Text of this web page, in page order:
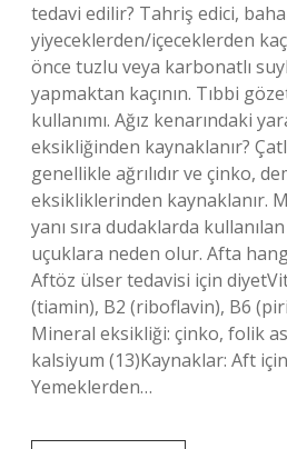
tedavi edilir? Tahriş edici,
yiyeceklerden/içeceklerden
önce tuzlu veya karbonatlı
yapmaktan kaçının. Tıbbi
kullanımı. Ağız kenarındaki
eksikliğinden kaynaklanır?
genellikle ağrılıdır ve çinko,
eksikliklerinden kaynaklanır.
yanı sıra dudaklarda
uçuklara neden olur. Afta
Aftöz ülser tedavisi için
(tiamin), B2 (riboflavin), B6
Mineral eksikliği: çinko, folik
kalsiyum (13)Kaynaklar: Aft
Yemeklerden…